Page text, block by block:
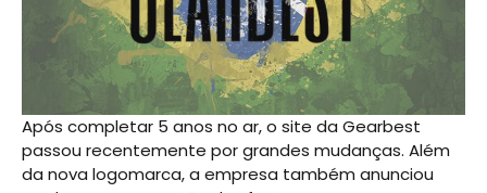
Após completar 5 anos no ar, o site da Gearbest
passou recentemente por grandes mudanças. Além
da nova logomarca, a empresa também anunciou